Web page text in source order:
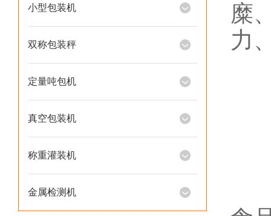
小型包装机
双称包装秤
定量吨包机
真空包装机
称重灌装机
金属检测机
糜
力